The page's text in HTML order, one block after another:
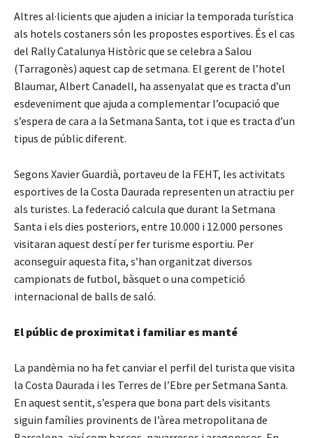
Altres al·licients que ajuden a iniciar la temporada turística
als hotels costaners són les propostes esportives. És el cas
del Rally Catalunya Històric que se celebra a Salou
(Tarragonès) aquest cap de setmana. El gerent de l’hotel
Blaumar, Albert Canadell, ha assenyalat que es tracta d’un
esdeveniment que ajuda a complementar l’ocupació que
s’espera de cara a la Setmana Santa, tot i que es tracta d’un
tipus de públic diferent.
Segons Xavier Guardià, portaveu de la FEHT, les activitats
esportives de la Costa Daurada representen un atractiu per
als turistes. La federació calcula que durant la Setmana
Santa i els dies posteriors, entre 10.000 i 12.000 persones
visitaran aquest destí per fer turisme esportiu. Per
aconseguir aquesta fita, s’han organitzat diversos
campionats de futbol, bàsquet o una competició
internacional de balls de saló.
El públic de proximitat i familiar es manté
La pandèmia no ha fet canviar el perfil del turista que visita
la Costa Daurada i les Terres de l’Ebre per Setmana Santa.
En aquest sentit, s’espera que bona part dels visitants
siguin famílies provinents de l’àrea metropolitana de